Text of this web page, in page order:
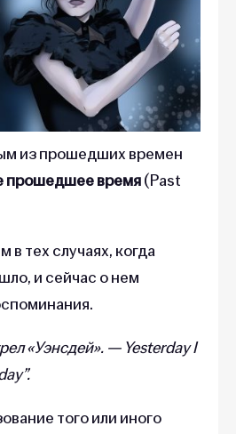
из прошедших времен
прошедшее время(Past
в тех случаях, когда
и сейчас о нем
«Уэнсдей». — Yesterday I
того или иного